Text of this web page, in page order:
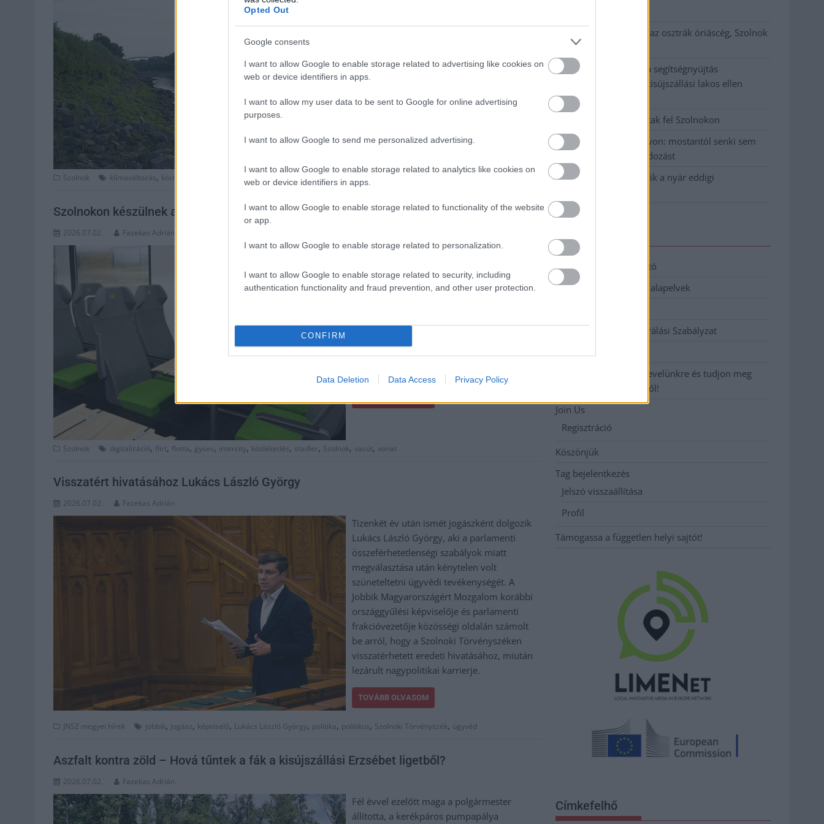
Opted Out
Google consents
I want to allow Google to enable storage related to advertising like cookies on
web or device identifiers in apps.
I want to allow my user data to be sent to Google for online advertising
purposes.
I want to allow Google to send me personalized advertising.
I want to allow Google to enable storage related to analytics like cookies on
web or device identifiers in apps.
I want to allow Google to enable storage related to functionality of the website
or app.
I want to allow Google to enable storage related to personalization.
I want to allow Google to enable storage related to security, including
authentication functionality and fraud prevention, and other user protection.
CONFIRM
Data Deletion Data Access Privacy Policy
augusztusra volt jellemző. Napok óta a
szerint rövid időn belül újabb negatív rekord
születhet. Képeken mutatjuk a szolnoki
helyzetet.
Szolnok klímaváltozás, környezet Szolnok , tisza víz vizállás ,
Szolnokon készülnek a GYSEV új, modern InterCity-vonatai
2026.07.02. Fazekas Adrián
Komoly modernizációs mérföldkőhöz
hamarosan elkészül a GYSEV Zrt. új, 11
darabos FLIRT InterCity-motorvonat
festett kocsiszekrényeit a Stadler szolnoki
ütemezetten a lengyelországi Siedlce-be
Szolnok digitalizáció, flirt, flotta, gysev, intercity, közlekedés, stadler, Szolnok, vasút, vonat
Visszatért hivatásához Lukács László György
2026.07.02. Fazekas Adrián
Tizenkét év után ismét jogászként dolgozik
Lukács László György, aki a parlamenti
összeférhetetlenségi szabályok miatt
megválasztása után kénytelen volt
szüneteltetni ügyvédi tevékenységét. A
Jobbik Magyarországért Mozgalom korábbi
országgyűlési képviselője és parlamenti
frakcióvezetője közösségi oldalán számolt
be arról, hogy a Szolnoki Törvényszéken
visszatérhetett eredeti hivatásához, miután
lezárult nagypolitikai karrierje.
TOVÁBB OLVASOM
JNSZ megyei hírek jobbik, jogász, képviselő, Lukács László György, politika, politikus, Szolnoki Törvényszék, ügyvéd
Aszfalt kontra zöld – Hová tűntek a fák a kisújszállási Erzsébet ligetből?
2026.07.02. Fazekas Adrián
Fél évvel ezelőtt maga a polgármester
állította, a kerékpáros pumpapálya
Átszervezi működését az osztrák óriáscég, Szolnok
is érintett
Tragédiába torkollott a segítségnyújtás
elmulasztása, három kisújszállási lakos ellen
emeltek vádat
Hatalmas lángok csaptak fel Szolnokon
Vízitraffipax a Tisza-tavon: mostantól senki sem
úszhatja meg a száguldozást
Szolnokra is megérkezik a nyár eddigi
Adatkezelési tájékoztató
Etikai és függetlenségi alapelvek
Hozzászólási és Moderálási Szabályzat
Iratkozzon fel heti hírlevelünkre és tudjon meg
még többet megyénkről!
Join Us
Regisztráció
Köszönjük
Tag bejelentkezés
Jelszó visszaállítása
Profil
Támogassa a független helyi sajtót!
Címkefelhő